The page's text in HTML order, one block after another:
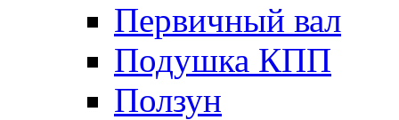
Первичный вал
Подушка КПП
Ползун